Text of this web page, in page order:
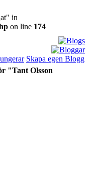
in
on line 174
Skapa egen Blogg
"Tant Olsson